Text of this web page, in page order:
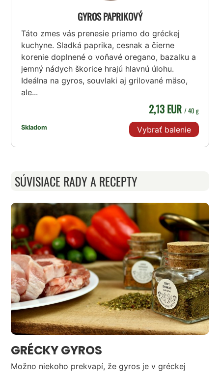
GYROS PAPRIKOVÝ
Táto zmes vás prenesie priamo do gréckej
kuchyne. Sladká paprika, cesnak a čierne
korenie doplnené o voňavé oregano, bazalku a
jemný nádych škorice hrajú hlavnú úlohu.
Ideálna na gyros, souvlaki aj grilované mäso,
ale...
Skladom
2,13 EUR / 40 g
Vybrať balenie
SÚVISIACE RADY A RECEPTY
GRÉCKY GYROS
Možno niekoho prekvapí, že gyros je v gréckej